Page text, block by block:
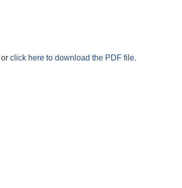
or click here to download the PDF file.